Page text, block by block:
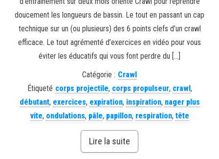
doucement les longueurs de bassin. Le tout en passant un cap
technique sur un (ou plusieurs) des 6 points clefs d’un crawl
efficace. Le tout agrémenté d’exercices en vidéo pour vous
éviter les éducatifs qui vous font perdre du […]
Catégorie : Crawl
Étiqueté corps projectile, corps propulseur, crawl ,
débutant, exercices, expiration, inspiration, nager plus
vite, ondulations, pâle, papillon, respiration, tête
Lire la suite